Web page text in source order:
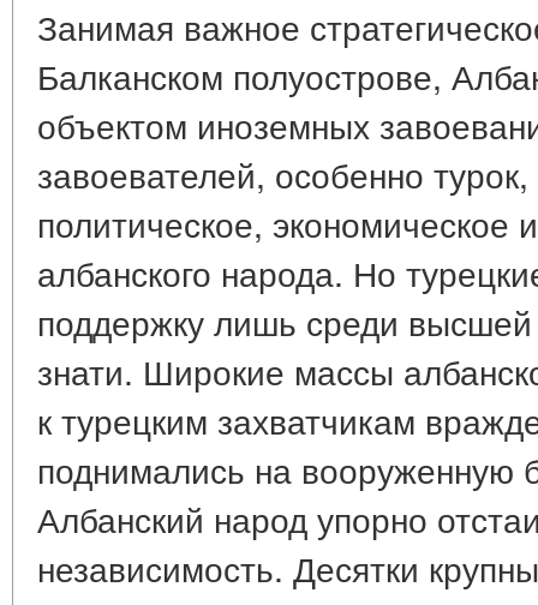
Занимая важное
Балканском полуострове,
объектом иноземных
завоевателей, особенно
политическое, экономическое
албанского народа. Но
поддержку лишь среди
знати. Широкие массы
к турецким захватчикам
поднимались на вооруженную
Албанский народ упорно
независимость. Десятки